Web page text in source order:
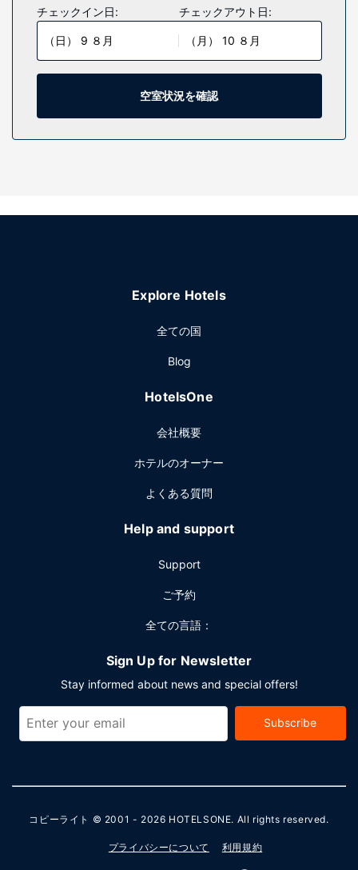
ます。47 インチの薄型テレビでケーブルをご覧いただけるほ
か、WiFi (無料)などもご利用いただけます。シャワー付き浴
槽のある専用バスルームには、バスアメニティ (無料)、ヘア
ドライヤーが備わっています。セーフティボックス (ノート
パソコン収納可能)、デスクをご利用いただけ、ハウスキーピ
ング サービスは、毎日行われます。
施設
マッサージ、ボディ トリートメント、フェイシャル トリート
は、WiFi (無料)、コンシェルジュ サービス、託児サービス
か。ホテルにある 4 か所のレストランのうちの 1 つです。客
きます。少し疲れたなと思ったときは、3 か所のバー / ラウ
を週末の 6:30 ～ 10:30 までお召し上がりいただけます (有
24 時間対応ビジネスセンター、リムジン / タウンカー サー
ガティノーでのイベント開催には、このホテル のカンファレ
ンス センター、16 室の会議室など総面積 4738 平方メート
ル (51000 平方フィート) のイベント設備をご利用いただけ
ます。敷地内にはセルフパーキング (無料) が備わっていま
チェックイン日:
（日） 9 ８月
チェックアウト日:
（月） 10 ８月
空室状況を確認
Explore Hotels
全ての国
Blog
HotelsOne
会社概要
ホテルのオーナー
よくある質問
Help and support
Support
ご予約
全ての言語：
Sign Up for Newsletter
Stay informed about news and special offers!
Subscribe
コピーライト © 2001 - 2026 HOTELSONE. All rights reserved.
プライバシーについて 利用規約